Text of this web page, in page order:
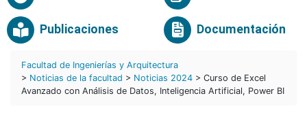
Publicaciones Documentación
Facultad de Ingenierías y Arquitectura
> Noticias de la facultad > Noticias 2024 > Curso de Excel
Avanzado con Análisis de Datos, Inteligencia Artificial, Power BI